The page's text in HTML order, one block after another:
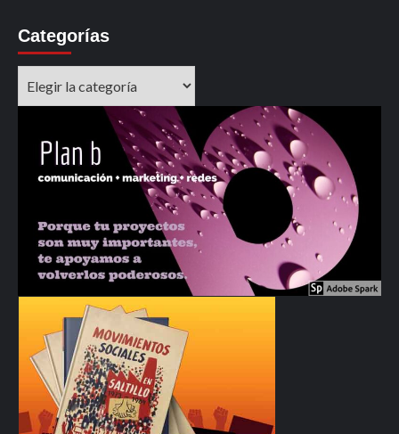
Categorías